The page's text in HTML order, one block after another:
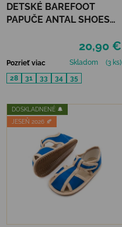
DETSKÉ BAREFOOT
PAPUČE ANTAL SHOES
20,90 €
Pozrieť viac Skladom
(3 ks)
28
31 33 34 35
DOSKLADNENÉ 🔔
JESEŇ 2026 🍂